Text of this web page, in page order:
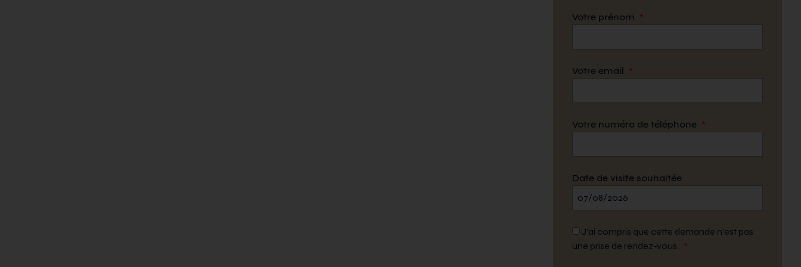
Votre prénom *
Votre email *
Votre numéro de téléphone *
Date de visite souhaitée
J’ai compris que cette demande n’est pas
une prise de rendez-vous. *